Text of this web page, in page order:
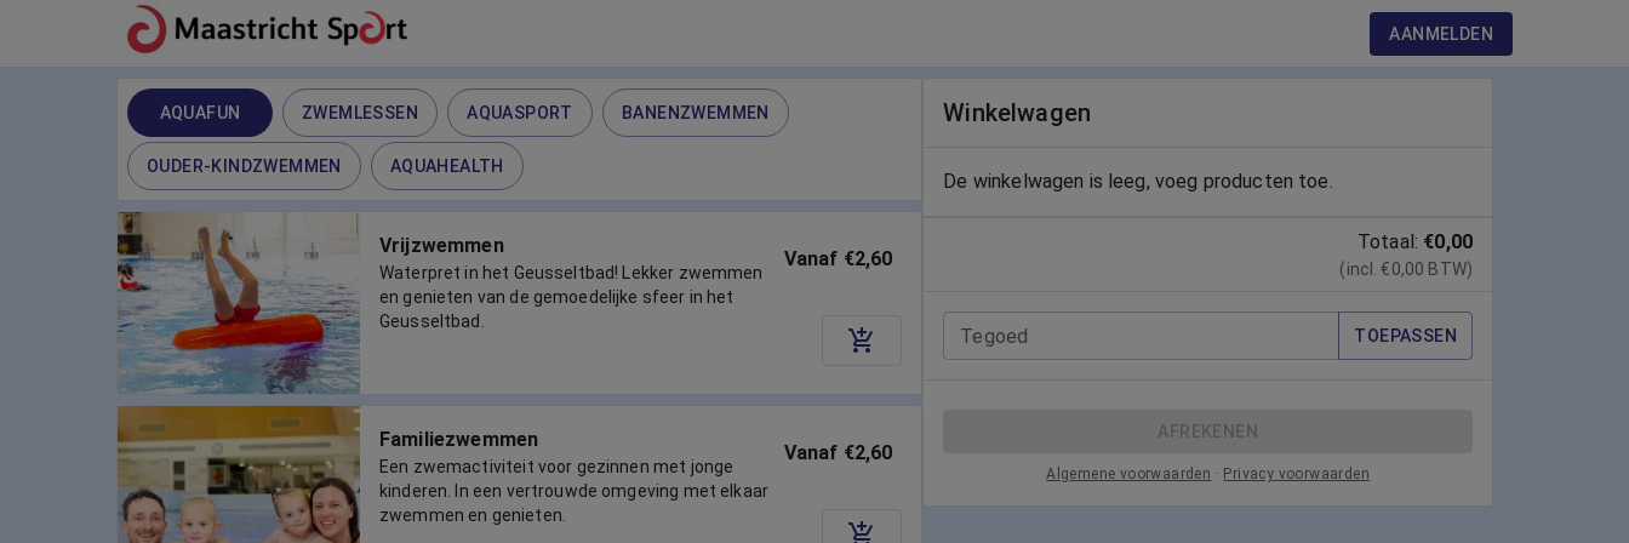
AANMELDEN
AQUAFUN ZWEMLESSEN AQUASPORT BANENZWEMMEN
OUDER-KINDZWEMMEN AQUAHEALTH
Vrijzwemmen
Waterpret in het Geusseltbad! Lekker zwemmen
en genieten van de gemoedelijke sfeer in het
Geusseltbad.
Vanaf €2,60
Familiezwemmen
Een zwemactiviteit voor gezinnen met jonge
kinderen. In een vertrouwde omgeving met elkaar
zwemmen en genieten.
Vanaf €2,60
Winkelwagen
De winkelwagen is leeg, voeg producten toe.
Totaal: €0,00
(incl. €0,00 BTW)
Tegoed TOEPASSEN
AFREKENEN
Algemene voorwaarden · Privacy voorwaarden